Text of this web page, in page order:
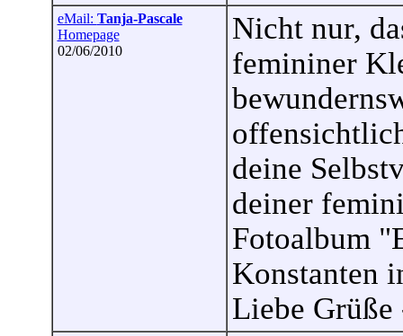
eMail: Tanja-Pascale
Homepage
02/06/2010
Nicht nur,
femininer
deine
deiner
Fotoalbum
Konstanten
Liebe Grüße